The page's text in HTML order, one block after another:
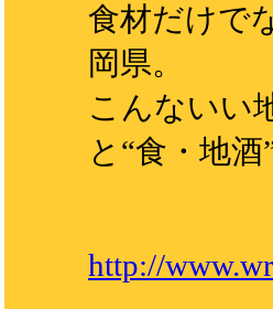
食材だけで
岡県。
こんないい
と“食・地
http://